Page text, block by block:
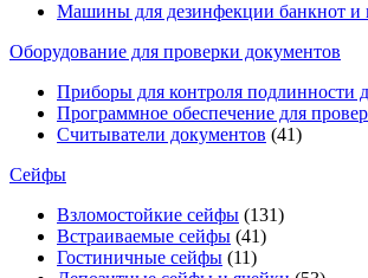
Машины для дезинфекции банкнот и
Оборудование для проверки документов
Приборы для контроля подлинности
Программное обеспечение для
Считыватели документов (41)
Сейфы
Взломостойкие сейфы (131)
Встраиваемые сейфы (41)
Гостиничные сейфы (11)